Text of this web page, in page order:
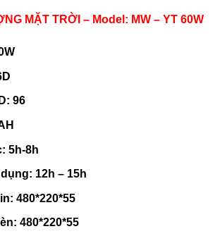
MẶT TRỜI – Model: MW – YT 60W
96
5h-8h
12h – 15h
480*220*55
480*220*55